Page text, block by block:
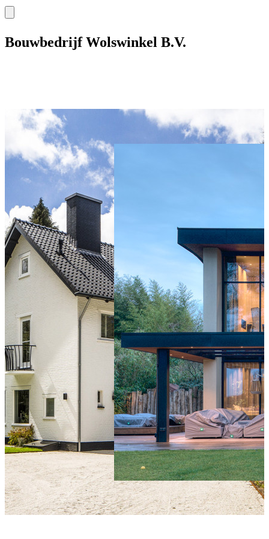
Bouwbedrijf Wolswinkel B.V.